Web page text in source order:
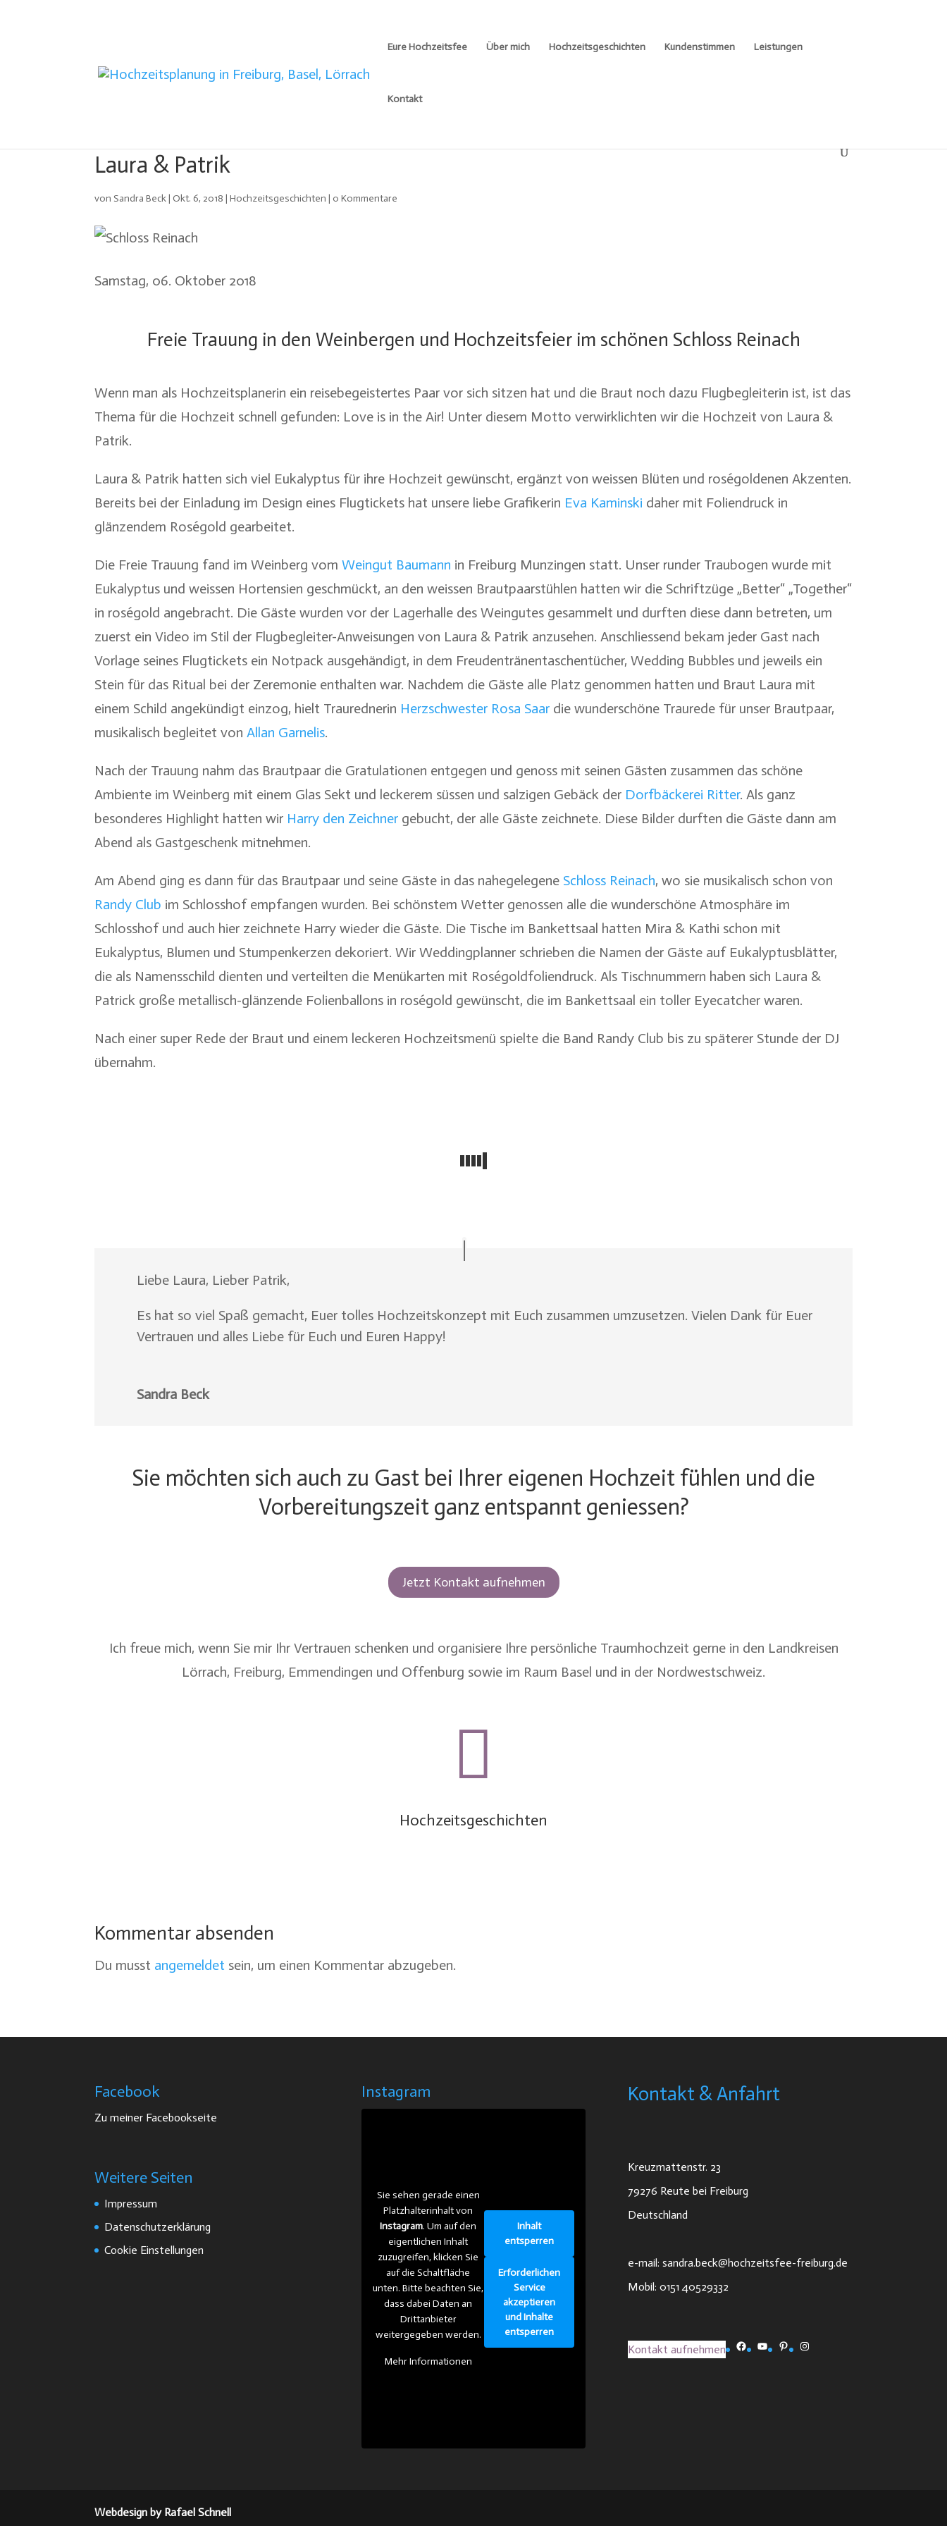
Eure Hochzeitsfee Über mich Hochzeitsgeschichten Kundenstimmen Leistungen
Kontakt
Laura & Patrik
von Sandra Beck |Okt. 6, 2018 |Hochzeitsgeschichten |0 Kommentare
Samstag, 06. Oktober 2018
Freie Trauung in den Weinbergen und Hochzeitsfeier im schönen Schloss Reinach
Wenn man als Hochzeitsplanerin ein reisebegeistertes Paar vor sich sitzen hat und die Braut noch dazu Flugbegleiterin ist, ist das
Thema für die Hochzeit schnell gefunden: Love is in the Air! Unter diesem Motto verwirklichten wir die Hochzeit von Laura &
Patrik.
Laura & Patrik hatten sich viel Eukalyptus für ihre Hochzeit gewünscht, ergänzt von weissen Blüten und roségoldenen Akzenten.
Bereits bei der Einladung im Design eines Flugtickets hat unsere liebe Grafikerin Eva Kaminski daher mit Foliendruck in
glänzendem Roségold gearbeitet.
Die Freie Trauung fand im Weinberg vomWeingut Baumann in Freiburg Munzingen statt. Unser runder Traubogen wurde mit
Eukalyptus und weissen Hortensien geschmückt, an den weissen Brautpaarstühlen hatten wir die Schriftzüge „Better“ „Together“
in roségold angebracht. Die Gäste wurden vor der Lagerhalle des Weingutes gesammelt und durften diese dann betreten, um
zuerst ein Video im Stil der Flugbegleiter-Anweisungen von Laura & Patrik anzusehen. Anschliessend bekam jeder Gast nach
Vorlage seines Flugtickets ein Notpack ausgehändigt, in dem Freudentränentaschentücher, Wedding Bubbles und jeweils ein
Stein für das Ritual bei der Zeremonie enthalten war. Nachdem die Gäste alle Platz genommen hatten und Braut Laura mit
einem Schild angekündigt einzog, hielt Traurednerin Herzschwester Rosa Saar die wunderschöne Traurede für unser Brautpaar,
musikalisch begleitet von Allan Garnelis.
Nach der Trauung nahm das Brautpaar die Gratulationen entgegen und genoss mit seinen Gästen zusammen das schöne
Ambiente im Weinberg mit einem Glas Sekt und leckerem süssen und salzigen Gebäck der Dorfbäckerei Ritter. Als ganz
besonderes Highlight hatten wir Harry den Zeichner gebucht, der alle Gäste zeichnete. Diese Bilder durften die Gäste dann am
Abend als Gastgeschenk mitnehmen.
Am Abend ging es dann für das Brautpaar und seine Gäste in das nahegelegene Schloss Reinach, wo sie musikalisch schon von
Randy Club im Schlosshof empfangen wurden. Bei schönstem Wetter genossen alle die wunderschöne Atmosphäre im
Schlosshof und auch hier zeichnete Harry wieder die Gäste. Die Tische im Bankettsaal hatten Mira & Kathi schon mit
Eukalyptus, Blumen und Stumpenkerzen dekoriert. Wir Weddingplanner schrieben die Namen der Gäste auf Eukalyptusblätter,
die als Namensschild dienten und verteilten die Menükarten mit Roségoldfoliendruck. Als Tischnummern haben sich Laura &
Patrick große metallisch-glänzende Folienballons in roségold gewünscht, die im Bankettsaal ein toller Eyecatcher waren.
Nach einer super Rede der Braut und einem leckeren Hochzeitsmenü spielte die Band Randy Club bis zu späterer Stunde der DJ
übernahm.
Liebe Laura, Lieber Patrik,
Es hat so viel Spaß gemacht, Euer tolles Hochzeitskonzept mit Euch zusammen umzusetzen. Vielen Dank für Euer
Vertrauen und alles Liebe für Euch und Euren Happy!
Sandra Beck
Sie möchten sich auch zu Gast bei Ihrer eigenen Hochzeit fühlen und die
Vorbereitungszeit ganz entspannt geniessen?
Jetzt Kontakt aufnehmen
Ich freue mich, wenn Sie mir Ihr Vertrauen schenken und organisiere Ihre persönliche Traumhochzeit gerne in den Landkreisen
Lörrach, Freiburg, Emmendingen und Offenburg sowie im Raum Basel und in der Nordwestschweiz.

Hochzeitsgeschichten
Kommentar absenden
Du musst angemeldet sein, um einen Kommentar abzugeben.
Facebook
Zu meiner Facebookseite
Weitere Seiten
Impressum
Datenschutzerklärung
Cookie Einstellungen
Instagram
Sie sehen gerade einen
Platzhalterinhalt von
Instagram. Um auf den
eigentlichen Inhalt
zuzugreifen, klicken Sie
auf die Schaltfläche
unten. Bitte beachten Sie,
dass dabei Daten an
Drittanbieter
weitergegeben werden.
Mehr Informationen
Inhalt
entsperren
Erforderlichen
Service
akzeptieren
und Inhalte
entsperren
Kontakt & Anfahrt
Kreuzmattenstr. 23
79276 Reute bei Freiburg
Deutschland
e-mail: sandra.beck@hochzeitsfee-freiburg.de
Mobil: 0151 40529332
Kontakt aufnehmen Facebook
YouTubePinterestInstagram
Webdesign by Rafael Schnell